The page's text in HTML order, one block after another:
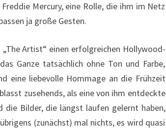
Mercury, eine Rolle, die ihm im Netz
ja große Gesten.
Artist“ einen erfolgreichen Hollywood-
Ganze tatsächlich ohne Ton und Farbe,
eine liebevolle Hommage an die Frühzeit
zusehends, als eine von ihm entdeckte
die Bilder, die längst laufen gelernt haben,
(zunächst) mal nichts, es wird quasi